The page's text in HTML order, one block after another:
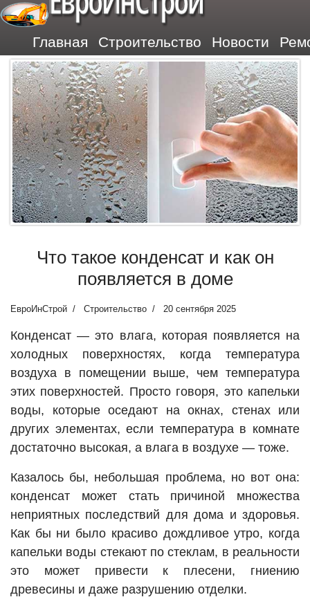
Главная Строительство Новости
Что такое конденсат и как он
появляется в доме
ЕвроИнСтрой Строительство 20 сентября 2025
Конденсат — это влага, которая появляется на
холодных поверхностях, когда температура
воздуха в помещении выше, чем температура
этих поверхностей. Просто говоря, это капельки
воды, которые оседают на окнах, стенах или
других элементах, если температура в комнате
достаточно высокая, а влага в воздухе — тоже.
Казалось бы, небольшая проблема, но вот она:
конденсат может стать причиной множества
неприятных последствий для дома и здоровья.
Как бы ни было красиво дождливое утро, когда
капельки воды стекают по стеклам, в реальности
это может привести к плесени, гниению
древесины и даже разрушению отделки.